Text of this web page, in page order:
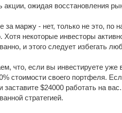
акции, ожидая восстановления
за маржу - нет, только не это,
Хотя некоторые инвесторы
и этого следует избегать
что, если вы инвестируете уже
стоимости своего портфеля.
заставите $24000 работать на
стратегией.